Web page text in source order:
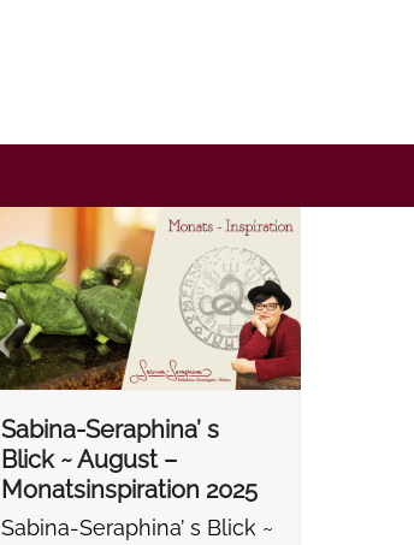
Sabina-Seraphina’ s
Blick ~ August –
Monatsinspiration 2025
Sabina-Seraphina’ s Blick ~